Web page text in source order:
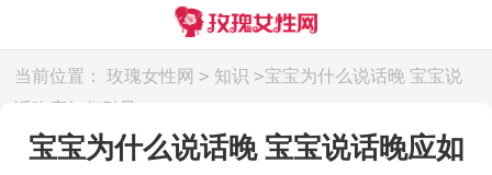
当前位置： 玫瑰女性网 > 知识 >宝宝为什么说话晚 宝宝说
话晚应如何引导
宝宝为什么说话晚 宝宝说话晚应如